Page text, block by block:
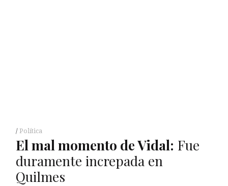
Política
El mal momento de Vidal: Fue
duramente increpada en
Quilmes